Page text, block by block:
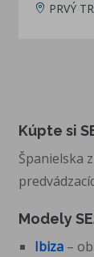
PRVÝ
Kúpte si
Španielska
Modely
Ibiza –